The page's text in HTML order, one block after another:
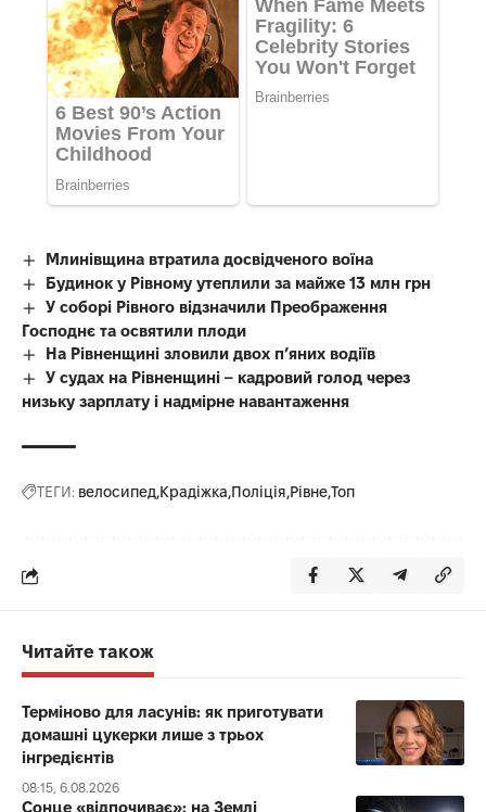
Млинівщина втратила досвідченого воїна
Будинок у Рівному утеплили за майже 13 млн грн
У соборі Рівного відзначили Преображення
Господнє та освятили плоди
На Рівненщині зловили двох п’яних водіїв
У судах на Рівненщині – кадровий голод через
низьку зарплату і надмірне навантаження
ТЕГИ: велосипед Крадіжка Поліція РівнеТоп
Читайте також
Терміново для ласунів: як приготувати
домашні цукерки лише з трьох
інгредієнтів
08:15, 6.08.2026
Сонце «відпочиває»: на Землі